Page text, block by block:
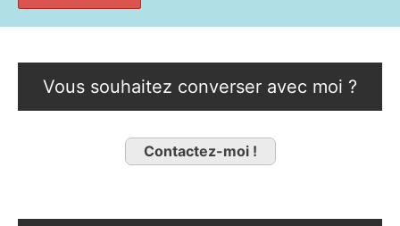
Vous souhaitez converser avec moi ?
Contactez-moi !